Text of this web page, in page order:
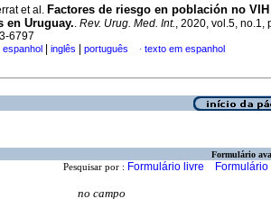
et al. Factores de riesgo en población no
en Uruguay.. Rev. Urug. Med. Int., 2020, vol.5, no.1,
6797
espanhol inglês português · texto em espanhol
Formulário
Pesquisar por : Formulário livre
no campo